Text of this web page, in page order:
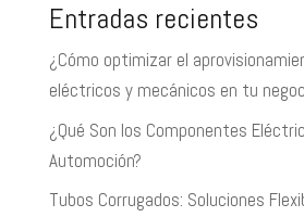
Entradas recientes
¿Cómo optimizar el
eléctricos y mecánicos en tu
¿Qué Son los Componentes
Automoción?
Tubos Corrugados: Soluciones